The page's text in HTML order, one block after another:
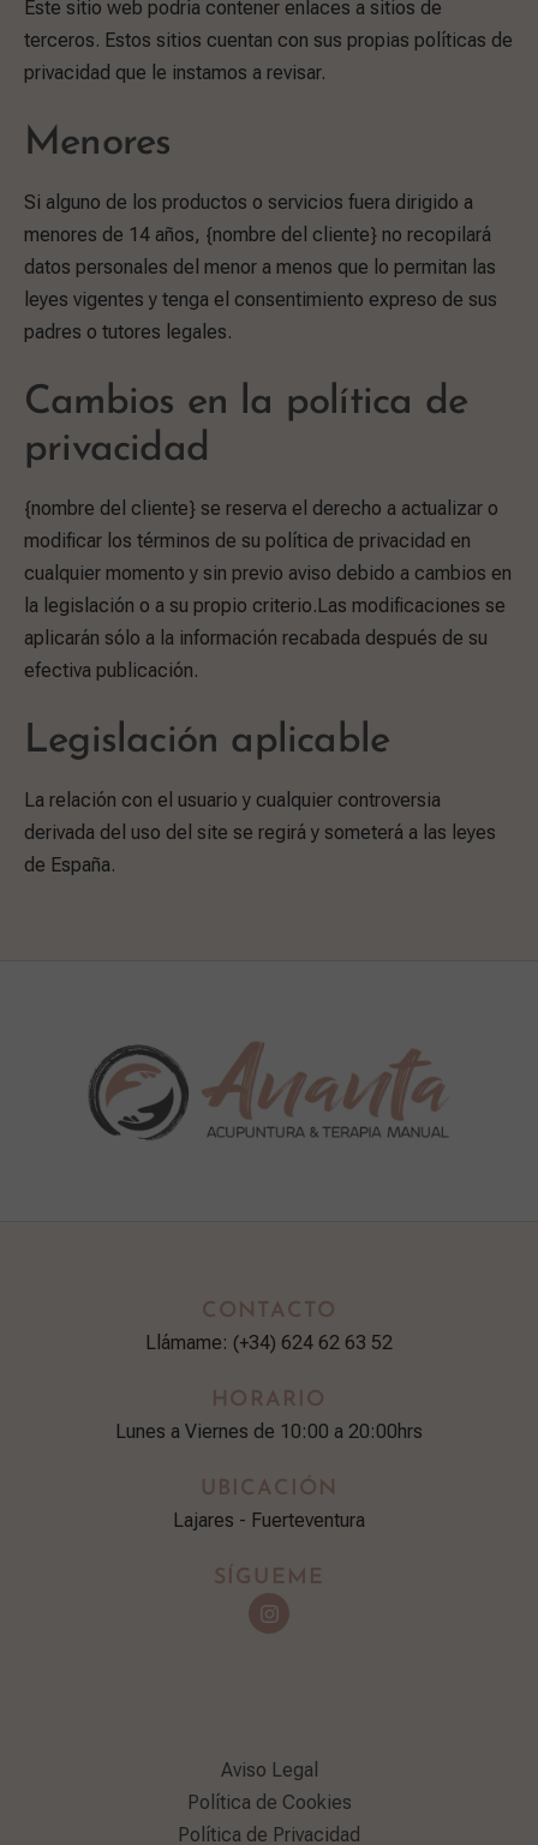
Este sitio web podría contener enlaces a sitios de
terceros. Estos sitios cuentan con sus propias políticas de
privacidad que le instamos a revisar.
Menores
Si alguno de los productos o servicios fuera dirigido a
menores de 14 años, {nombre del cliente} no recopilará
datos personales del menor a menos que lo permitan las
leyes vigentes y tenga el consentimiento expreso de sus
padres o tutores legales.
Cambios en la política de
privacidad
{nombre del cliente} se reserva el derecho a actualizar o
modificar los términos de su política de privacidad en
cualquier momento y sin previo aviso debido a cambios en
la legislación o a su propio criterio.Las modificaciones se
aplicarán sólo a la información recabada después de su
efectiva publicación.
Legislación aplicable
La relación con el usuario y cualquier controversia
derivada del uso del site se regirá y someterá a las leyes
de España.
CONTACTO
Llámame: (+34) 624 62 63 52
HORARIO
Lunes a Viernes de 10:00 a 20:00hrs
UBICACIÓN
Lajares - Fuerteventura
SÍGUEME
Aviso Legal
Política de Cookies
Política de Privacidad